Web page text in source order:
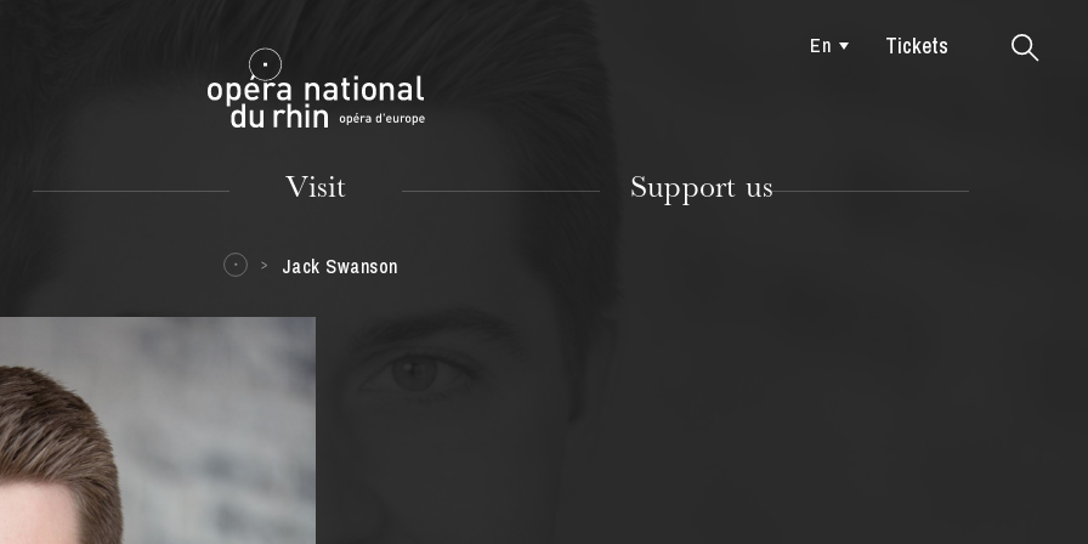
Mulhouse
En Tickets
Visit Support us
Jack Swanson